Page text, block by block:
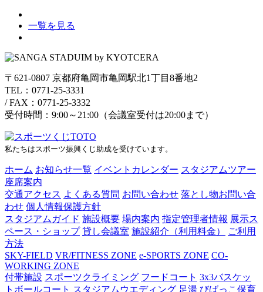
一覧を見る
〒621-0807 京都府亀岡市亀岡駅北1丁目8番地2
TEL：0771-25-3331
/FAX：0771-25-3332
受付時間：9:00～21:00（会議室受付は20:00まで）
私たちはスポーツ振興くじ助成を受けています。
ホーム お知らせ一覧 イベントカレンダー スタジアムツアー
座席案内
交通アクセス よくある質問 お問い合わせ 落とし物お問い合
わせ 個人情報保護方針
スタジアムガイド 施設概要 場内案内 指定管理者情報 展示ス
ペース・ショップ 貸し会議室 施設紹介（利用料金）
ご利用
方法
SKY-FIELD VR/FITNESS ZONE e-SPORTS ZONE CO-
WORKING ZONE
付帯施設 スポーツクライミング フードコート 3x3バスケッ
トボールコート スタジアムウエディング 足湯 びばっこ保育